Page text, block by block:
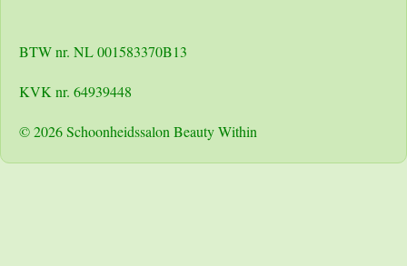
BTW nr. NL 001583370B13
KVK nr. 64939448
© 2026 Schoonheidssalon Beauty Within